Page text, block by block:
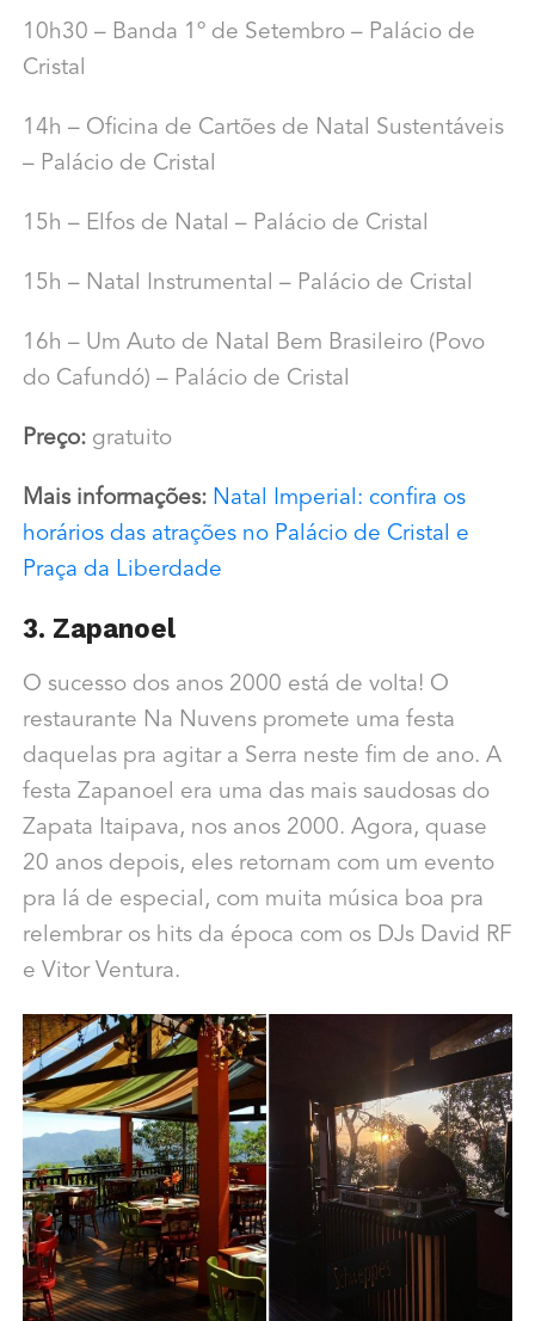
10h30 – Banda 1º de Setembro – Palácio de
Cristal
14h – Oficina de Cartões de Natal Sustentáveis
– Palácio de Cristal
15h – Elfos de Natal – Palácio de Cristal
15h – Natal Instrumental – Palácio de Cristal
16h – Um Auto de Natal Bem Brasileiro (Povo
do Cafundó) – Palácio de Cristal
Preço:gratuito
Mais informações: Natal Imperial: confira os
horários das atrações no Palácio de Cristal e
Praça da Liberdade
3. Zapanoel
O sucesso dos anos 2000 está de volta! O
restaurante Na Nuvens promete uma festa
daquelas pra agitar a Serra neste fim de ano. A
festa Zapanoel era uma das mais saudosas do
Zapata Itaipava, nos anos 2000. Agora, quase
20 anos depois, eles retornam com um evento
pra lá de especial, com muita música boa pra
relembrar os hits da época com os DJs David RF
e Vitor Ventura.